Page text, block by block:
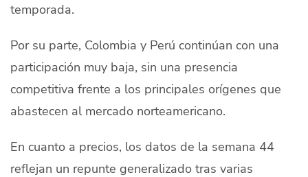
temporada.
Por su parte, Colombia y Perú continúan con una
participación muy baja, sin una presencia
competitiva frente a los principales orígenes que
abastecen al mercado norteamericano.
En cuanto a precios, los datos de la semana 44
reflejan un repunte generalizado tras varias